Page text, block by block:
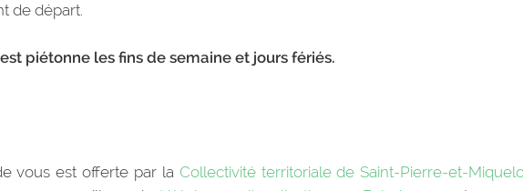
de départ.
piétonne les fins de semaine et jours fériés.
vous est offerte par la Collectivité territoriale de Saint-Pierre-et-